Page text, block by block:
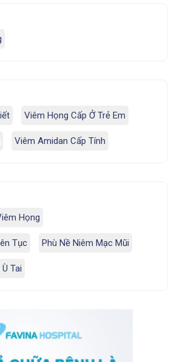
Viêm Họng Cấp Ở Trẻ Em
Viêm Amidan Cấp Tính
Họng
Tục Phù Nề Niêm Mạc Mũi
Tai